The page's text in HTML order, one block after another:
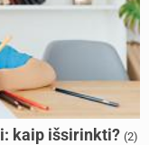
kaip išsirinkti? (2)